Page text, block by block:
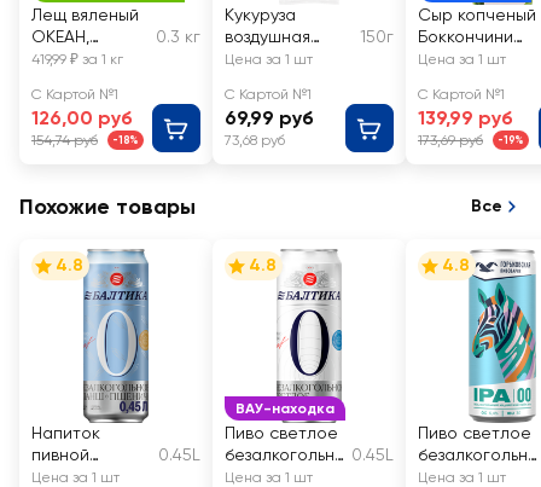
Лещ вяленый
ОКЕАН,
весовой
0.3 кг
419,99 ₽ за 1 кг
С Картой №1
126,00 руб
154,74 руб -18%
Кукуруза
воздушная
МАККОРН
150г
Цена за 1 шт
С Картой №1
69,99 руб
73,68 руб
Сыр копченый
Боккончини
40%, без змж,
Цена за 1 шт
С Картой №1
139,99 руб
173,69 руб -19%
Похожие товары Все
4.8
Напиток
пивной
безалкогольны
0.45L
Цена за 1 шт
ВАУ-находка
4.8
Пиво светлое
безалкогольно
е БАЛТИКА 0,
0.45L
Цена за 1 шт
4.8
Пиво светлое
безалкогольно
е
Цена за 1 шт